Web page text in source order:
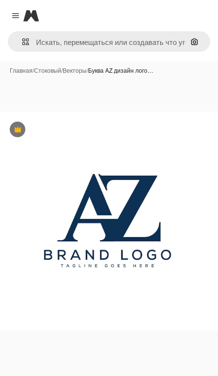
Close menu
Magnific
Поиск
Главная/Стоковый/Векторы/Буква AZ дизайн лого…
Премиум